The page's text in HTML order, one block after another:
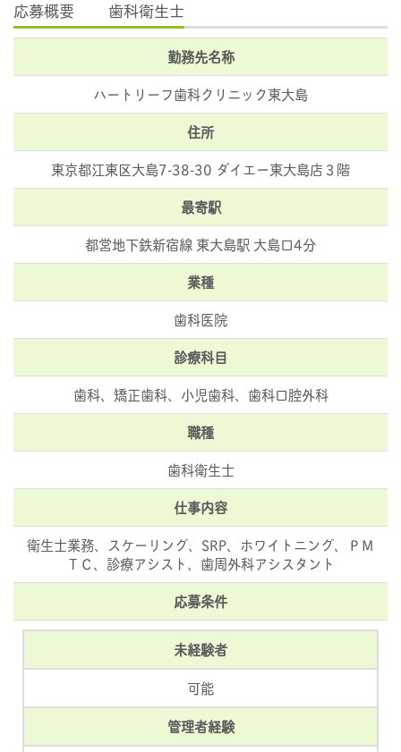
応募概要 歯科衛生士
勤務先名称
ハートリーフ歯科クリニック東大島
住所
東京都江東区大島7-38-30 ダイエー東大島店３階
最寄駅
都営地下鉄新宿線 東大島駅 大島口4分
業種
歯科医院
診療科目
歯科、矯正歯科、小児歯科、歯科口腔外科
職種
歯科衛生士
仕事内容
衛生士業務、スケーリング、SRP、ホワイトニング、ＰＭ
ＴＣ、診療アシスト、歯周外科アシスタント
応募条件
未経験者
可能
管理者経験